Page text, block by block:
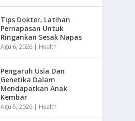
Tips Dokter, Latihan
Pernapasan Untuk
Ringankan Sesak Napas
Agu 6, 2026 | Health
Pengaruh Usia Dan
Genetika Dalam
Mendapatkan Anak
Kembar
Agu 5, 2026 | Health